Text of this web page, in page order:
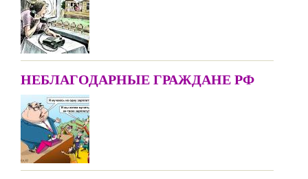
НЕБЛАГОДАРНЫЕ ГРАЖДАНЕ РФ